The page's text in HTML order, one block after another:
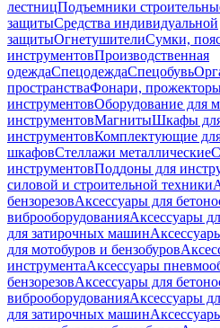
лестницПодъемники
защитыСредства индивидуальной
защитыОгнетушителиСумки,
инструментовПроизводственная
одеждаСпецодеждаСпецобувь
пространстваФонари,
инструментовОборудование для
инструментовМагнитыШкафы
инструментовКомплектующие
шкафовСтеллажи металлические
инструментовПоддоны для
силовой и строительной техники
бензорезовАксессуары для
виброоборудованияАксессуары
для затирочных машин
для мотобуров и бензобуров
инструментаАксессуары
бензорезовАксессуары для
виброоборудованияАксессуары
для затирочных машин